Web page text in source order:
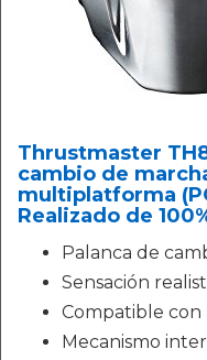
Thrustmaster
cambio de
multiplatforma
Realizado de
Palanca de
Sensación
Compatible con
Mecanismo